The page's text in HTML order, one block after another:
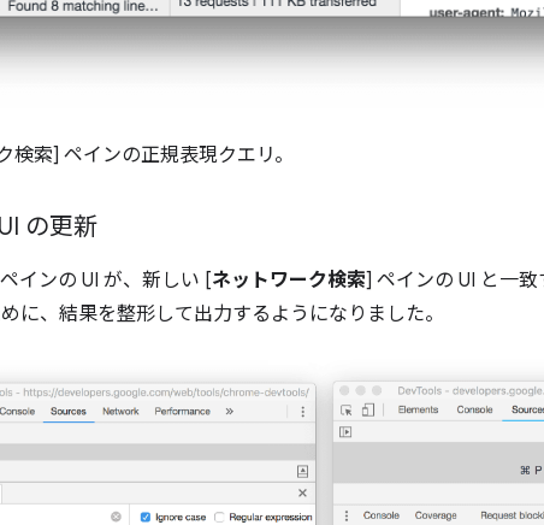
検索] ペインの正規表現クエリ。
の更新
インの UI が、新しい [ネットワーク検索] ペインの UI と一
に、結果を整形して出力するようになりました。